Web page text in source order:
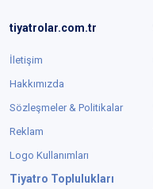
tiyatrolar.com.tr
İletişim
Hakkımızda
Sözleşmeler & Politikalar
Reklam
Logo Kullanımları
Tiyatro Toplulukları